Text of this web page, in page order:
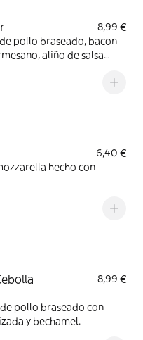
8,99 €
pollo braseado, bacon
aliño de salsa
6,40 €
hecho con
8,99 €
pollo braseado con
y bechamel.